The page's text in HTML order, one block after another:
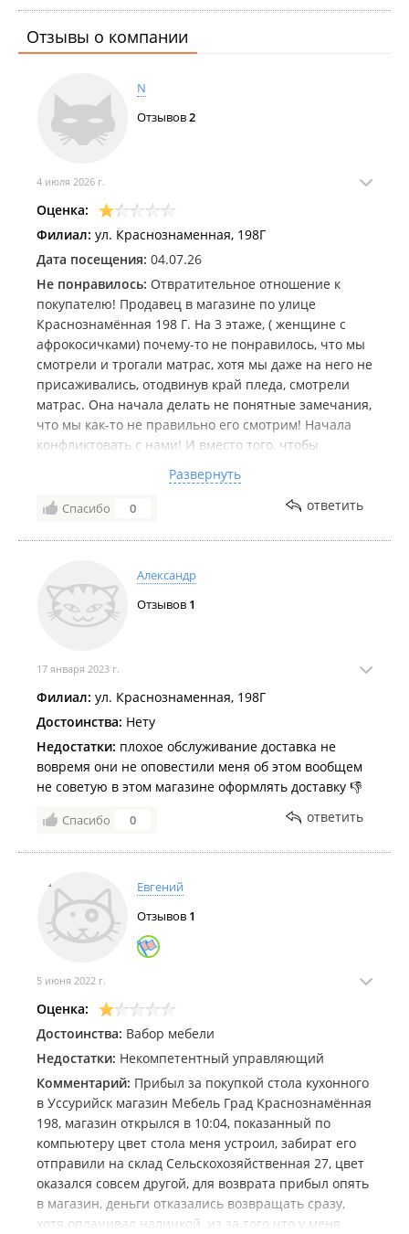
Отзывы о компании
N
Отзывов2
4 июля 2026 г.
Оценка:
Филиал: ул. Краснознаменная, 198Г
Дата посещения: 04.07.26
Не понравилось: Отвратительное отношение к
покупателю! Продавец в магазине по улице
Краснознамённая 198 Г. На 3 этаже, ( женщине с
афрокосичками) почему-то не понравилось, что мы
смотрели и трогали матрас, хотя мы даже на него не
присаживались, отодвинув край пледа, смотрели
матрас. Она начала делать не понятные замечания,
что мы как-то не правильно его смотрим! Начала
конфликтовать с нами! И вместо того, чтобы
его накаляла пока мы не ушли! Таким продавцамне
место в уважающей себя кампании!!! Продавец это
Развернуть
Спасибо 0 ответить
Александр
Отзывов 1
17 января 2023 г.
Филиал: ул. Краснознаменная, 198Г
Достоинства: Нету
Недостатки: плохое обслуживание доставка не
вовремя они не оповестили меня об этом вообщем
не советую в этом магазине оформлять доставку 👎
Спасибо 0 ответить
Евгений
Отзывов 1
5 июня 2022 г.
Оценка:
Достоинства: Вабор мебели
Недостатки: Некомпетентный управляющий
Комментарий: Прибыл за покупкой стола кухонного
в Уссурийск магазин Мебель Град Краснознамённая
198, магазин открылся в 10:04, показанный по
компьютеру цвет стола меня устроил, забират его
отправили на склад Сельскохозяйственная 27, цвет
оказался совсем другой, для возврата прибыл опять
в магазин, деньги отказались возвращать сразу,
хотя оплачивал наличкой, из за того что у меня